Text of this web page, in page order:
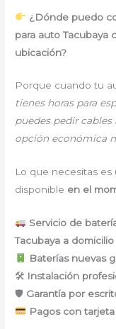
¿Dónde puedo
para auto Tacubaya
ubicación?
Porque cuando tu
tienes horas para
puedes pedir
opción económica
Lo que necesitas es
disponible en el
Servicio de
Tacubaya a domicilio
Baterías nuevas
🛠 Instalación
🛡 Garantía por
Pagos con